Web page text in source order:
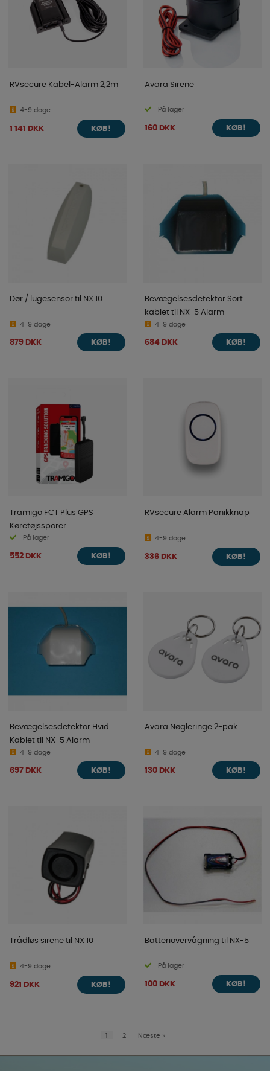
RVsecure Kabel-Alarm 2,2m
4-9 dage
1 141 DKK KØB!
Avara Sirene
På lager
160 DKK KØB!
Dør / lugesensor til NX 10
4-9 dage
879 DKK KØB!
Bevægelsesdetektor Sort
kablet til NX-5 Alarm
4-9 dage
684 DKK KØB!
Tramigo FCT Plus GPS
Køretøjssporer
På lager
552 DKK KØB!
RVsecure Alarm Panikknap
4-9 dage
336 DKK KØB!
Bevægelsesdetektor Hvid
Kablet til NX-5 Alarm
4-9 dage
697 DKK KØB!
Avara Nøgleringe 2-pak
4-9 dage
130 DKK KØB!
Trådløs sirene til NX 10
4-9 dage
921 DKK KØB!
Batteriovervågning til NX-5
På lager
100 DKK KØB!
1 2 Næste »